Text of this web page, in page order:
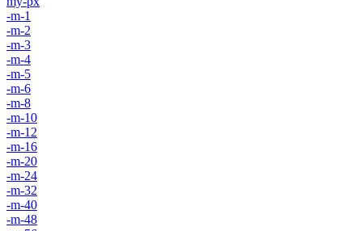
-m-1
-m-2
-m-3
-m-4
-m-5
-m-6
-m-8
-m-10
-m-12
-m-16
-m-20
-m-24
-m-32
-m-40
-m-48